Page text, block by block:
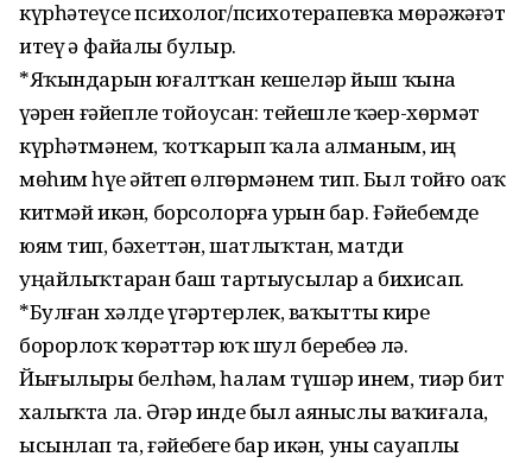
күрһәтеүсе психолог/психотерапевҡа мөрәжәғәт
итеү ҙә файҙалы булыр.
*Яҡындарын юғалтҡан кешеләр йыш ҡына
үҙҙәрен ғәйепле тойоусан: тейешле ҡәҙер-хөрмәт
күрһәтмәнем, ҡотҡарып ҡала алманым, иң
мөһим һүҙҙе әйтеп өлгөрмәнем тип. Был тойғо оҙаҡ
китмәй икән, борсолорға урын бар. Ғәйебемде
юям тип, бәхеттән, шатлыҡтан, матди
уңайлыҡтарҙан баш тартыусылар ҙа бихисап.
*Булған хәлде үҙгәртерлек, ваҡытты кире
борорлоҡ ҡөҙрәттәр юҡ шул беребеҙҙә лә.
Йығылырҙы белһәм, һалам түшәр инем, тиҙәр бит
халыҡта ла. Әгәр инде был аяныслы ваҡиғала,
ысынлап та, ғәйебегеҙ бар икән, уны сауаплы